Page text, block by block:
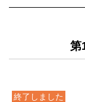
第
終了しました